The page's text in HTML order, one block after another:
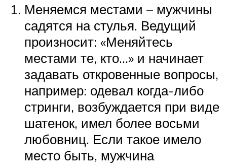
Меняемся местами – мужчины
садятся на стулья. Ведущий
произносит: «Меняйтесь
местами те, кто…» и начинает
задавать откровенные вопросы,
например: одевал когда-либо
стринги, возбуждается при виде
шатенок, имел более восьми
любовниц. Если такое имело
место быть, мужчина